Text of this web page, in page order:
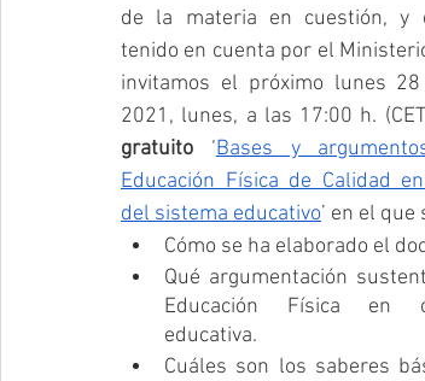
de la materia en cuestión, y
tenido en cuenta por el
invitamos el próximo lunes
2021, lunes, a las 17:00 h.
gratuito ‘Bases y
Educación Física de Calidad
del sistema educativo’ en el
Cómo se ha elaborado el
Qué argumentación
Educación Física en
educativa.
Cuáles son los saberes